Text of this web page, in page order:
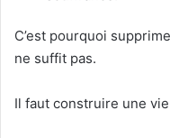
C’est pourquoi
ne suffit pas.
Il faut construire une